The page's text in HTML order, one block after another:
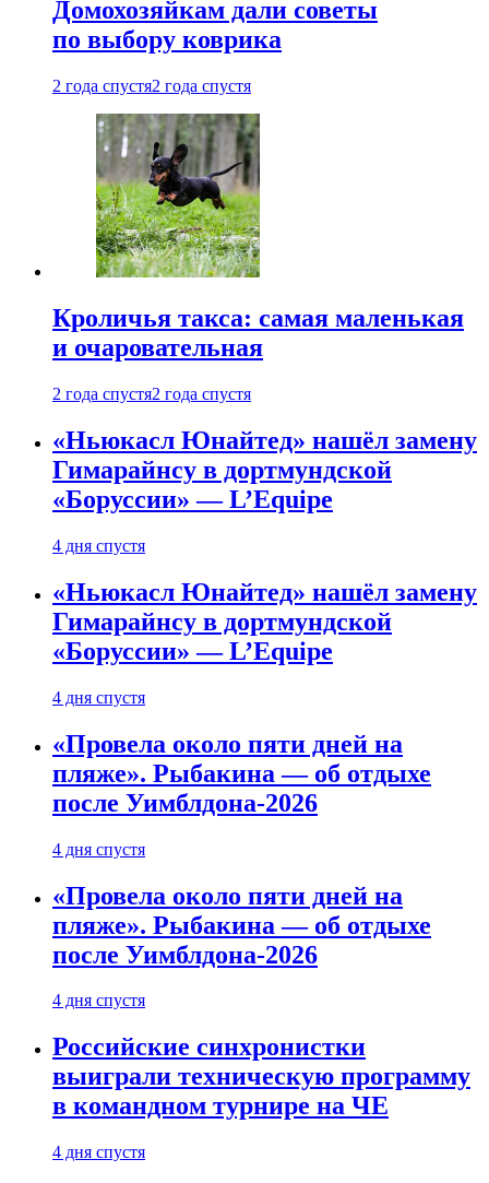
Домохозяйкам дали советы
по выбору коврика
2 года спустя2 года спустя
Кроличья такса: самая маленькая
и очаровательная
2 года спустя2 года спустя
«Ньюкасл Юнайтед» нашёл замену
Гимарайнсу в дортмундской
«Боруссии» — L’Equipe
4 дня спустя
«Ньюкасл Юнайтед» нашёл замену
Гимарайнсу в дортмундской
«Боруссии» — L’Equipe
4 дня спустя
«Провела около пяти дней на
пляже». Рыбакина — об отдыхе
после Уимблдона-2026
4 дня спустя
«Провела около пяти дней на
пляже». Рыбакина — об отдыхе
после Уимблдона-2026
4 дня спустя
Российские синхронистки
выиграли техническую программу
в командном турнире на ЧЕ
4 дня спустя